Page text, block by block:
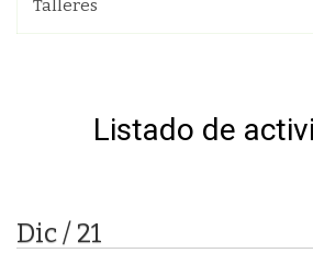
Talleres
Listado de
Dic / 21